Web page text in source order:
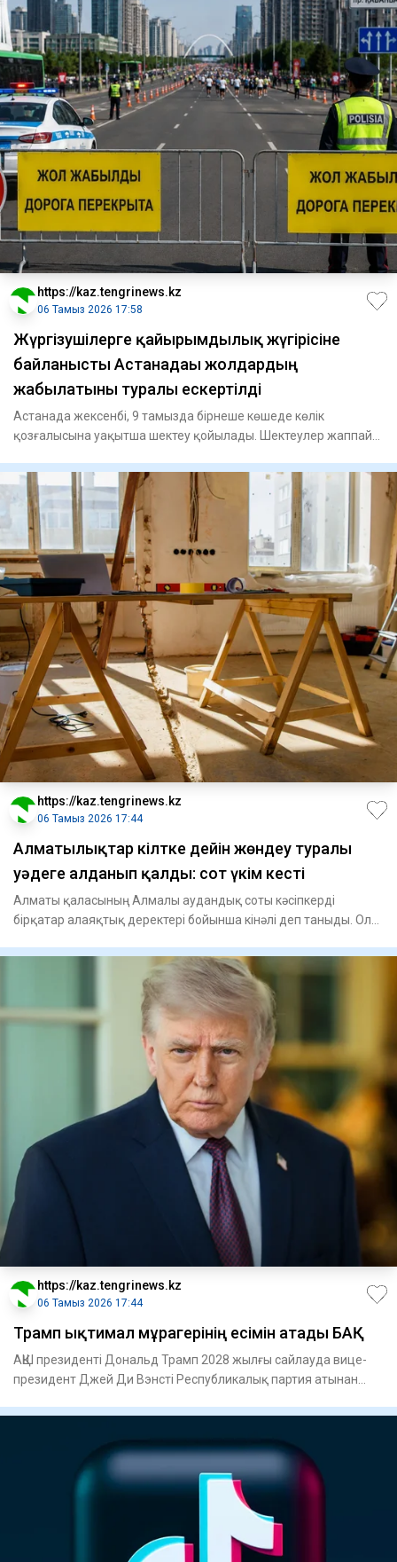
https://kaz.tengrinews.kz
06 Тамыз 2026 17:58
Жүргізушілерге қайырымдылық жүгірісіне
байланысты Астанадағы жолдардың
жабылатыны туралы ескертілді
Астанада жексенбі, 9 тамызда бірнеше көшеде көлік
қозғалысына уақытша шектеу қойылады. Шектеулер жаппай
https://kaz.tengrinews.kz
06 Тамыз 2026 17:44
Алматылықтар кілтке дейін жөндеу туралы
уәдеге алданып қалды: сот үкім кесті
Алматы қаласының Алмалы аудандық соты кәсіпкерді
бірқатар алаяқтық деректері бойынша кінәлі деп таныды. Ол
https://kaz.tengrinews.kz
06 Тамыз 2026 17:44
Трамп ықтимал мұрагерінің есімін атады БАҚ
АҚШ президенті Дональд Трамп 2028 жылғы сайлауда вице-
президент Джей Ди Вэнсті Республикалық партия атынан